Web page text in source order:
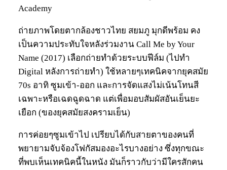
Academy
ถ่ายภาพโดยตากล้องชาวไทย สยมภู มุกดีพร้อม คง
เป็นความประทับใจหลังร่วมงาน Call Me by Your
Name (2017) เลือกถ่ายทำด้วยระบบฟีล์ม (ไปทำ
Digital หลังการถ่ายทำ) ใช้หลายๆเทคนิคจากยุคสมัย
70s อาทิ ซูมเข้า-ออก และการจัดแสงไม่เน้นโทนสี
เฉพาะหรือเฉดฉูดฉาด แต่เพื่อมอบสัมผัสอันเย็นยะ
เยือก (ของยุคสมัยสงครามเย็น)
การค่อยๆซูมเข้าไป เปรียบได้กับสายตาของคนที่
พยายามจับจ้องโฟกัสมองอะไรบางอย่าง ซึ่งทุกขณะ
ที่พบเห็นเทคนิคนี้ในหนัง มันก็ราวกับว่ามีใครสักคน